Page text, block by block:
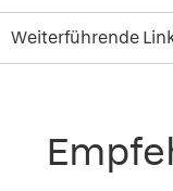
Weiterführende